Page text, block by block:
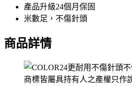
產品升級24個月保固
米數足，不傷針頭
商品詳情